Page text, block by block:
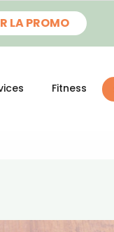
LA PROMO
Fitness